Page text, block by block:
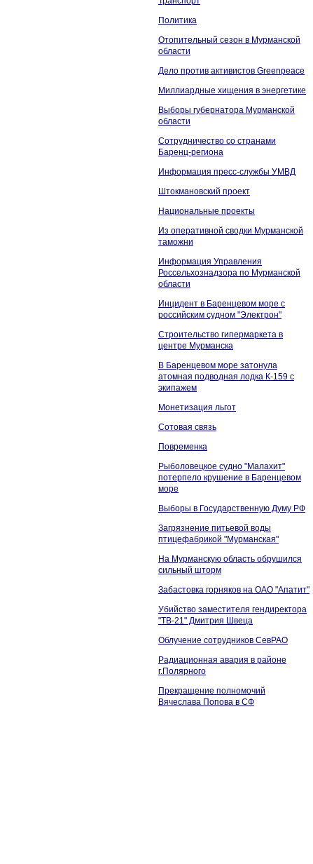
Политика
Отопительный сезон в Мурманской
области
Дело против активистов Greenpeace
Миллиардные хищения в энергетике
Выборы губернатора Мурманской
области
Сотрудничество со странами
Баренц-региона
Информация пресс-службы УМВД
Штокмановский проект
Национальные проекты
Из оперативной сводки Мурманской
таможни
Информация Управления
Россельхознадзора по Мурманской
области
Инцидент в Баренцевом море с
российским судном "Электрон"
Строительство гипермаркета в
центре Мурманска
В Баренцевом море затонула
атомная подводная лодка К-159 с
экипажем
Монетизация льгот
Сотовая связь
Повременка
Рыболовецкое судно "Малахит"
потерпело крушение в Баренцевом
море
Выборы в Государственную Думу РФ
Загрязнение питьевой воды
птицефабрикой "Мурманская"
На Мурманскую область обрушился
сильный шторм
Забастовка горняков на ОАО "Апатит"
Убийство заместителя гендиректора
"ТВ-21" Дмитрия Швеца
Облучение сотрудников СевРАО
Радиационная авария в районе
г.Полярного
Прекращение полномочий
Вячеслава Попова в СФ